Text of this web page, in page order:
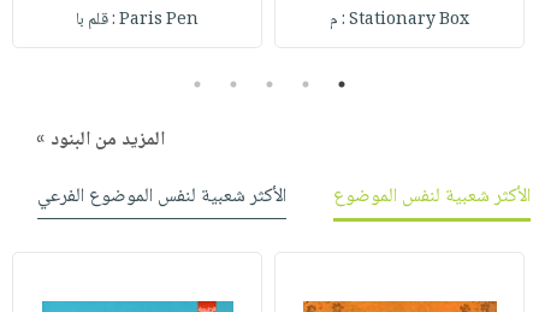
صابون
أطفال
فيديوهات
أسئلة
نيل
وفرات
انشر
كتابك
Stationary Box : م Paris Pen : قلم با
1
2
3
4
5
المزيد من البنود »
الأكثر شعبية لنفس الموضوع
الأكثر شعبية لنفس الموضوع الفرعي